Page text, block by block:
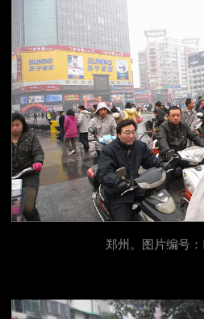
郑州。图片编号：